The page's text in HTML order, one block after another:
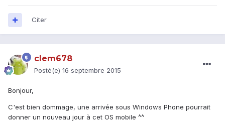
Citer
clem678
Posté(e) 16 septembre 2015
Bonjour,
C'est bien dommage, une arrivée sous Windows Phone pourrait
donner un nouveau jour à cet OS mobile ^^